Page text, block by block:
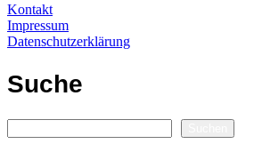
Kontakt
Impressum
Datenschutzerklärung
Suche